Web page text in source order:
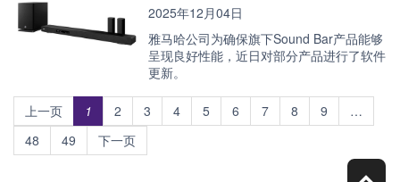
2025年12月04日
雅马哈公司为确保旗下Sound Bar产品能够
呈现良好性能，近日对部分产品进行了软件
更新。
上一页 1 2 3 4 5 6 7 8 9
…
48
49 下一页